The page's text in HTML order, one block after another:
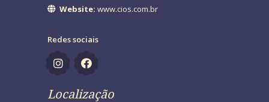
Website: www.cios.com.br
Redes sociais
Localização